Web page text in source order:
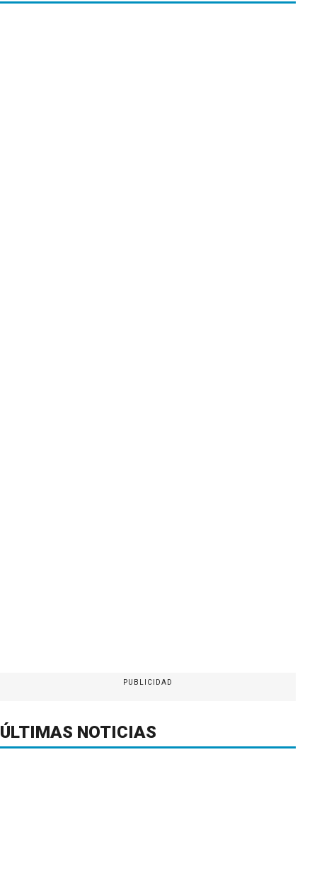
PUBLICIDAD
ÚLTIMAS NOTICIAS